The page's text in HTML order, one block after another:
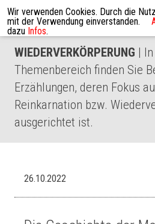
WIEDERVERKÖRPERUNG |
Themenbereich finden Sie
Erzählungen, deren Fokus
Reinkarnation bzw.
ausgerichtet ist.
26.10.2022
Wir verwenden Cookies. Durch die
mit der Verwendung einverstanden.
dazu Infos.